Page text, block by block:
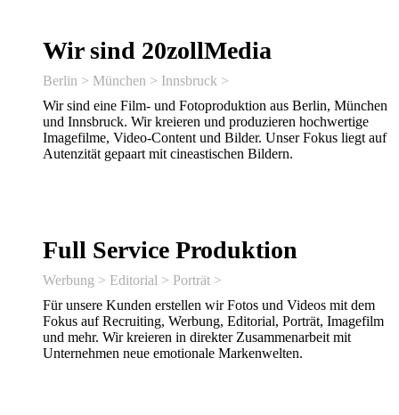
Wir sind 20zollMedia
Berlin > München > Innsbruck >
Wir sind eine Film- und Fotoproduktion aus Berlin, München
und Innsbruck. Wir kreieren und produzieren hochwertige
Imagefilme, Video-Content und Bilder. Unser Fokus liegt auf
Autenzität gepaart mit cineastischen Bildern.
Full Service Produktion
Werbung > Editorial > Porträt >
Für unsere Kunden erstellen wir Fotos und Videos mit dem
Fokus auf Recruiting, Werbung, Editorial, Porträt, Imagefilm
und mehr. Wir kreieren in direkter Zusammenarbeit mit
Unternehmen neue emotionale Markenwelten.